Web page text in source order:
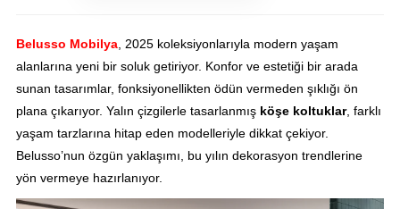
Belusso Mobilya, 2025 koleksiyonlarıyla modern yaşam
alanlarına yeni bir soluk getiriyor. Konfor ve estetiği bir arada
sunan tasarımlar, fonksiyonellikten ödün vermeden şıklığı ön
plana çıkarıyor. Yalın çizgilerle tasarlanmış köşe koltuklar, farklı
yaşam tarzlarına hitap eden modelleriyle dikkat çekiyor.
Belusso’nun özgün yaklaşımı, bu yılın dekorasyon trendlerine
yön vermeye hazırlanıyor.